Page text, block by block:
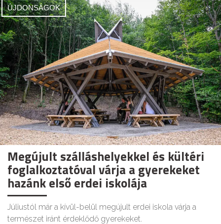
ÚJDONSÁGOK
Megújult szálláshelyekkel és kültéri
foglalkoztatóval várja a gyerekeket
hazánk első erdei iskolája
Júliustól már a kívül-belül megújult erdei iskola várja a
természet iránt érdeklődő gyerekeket.